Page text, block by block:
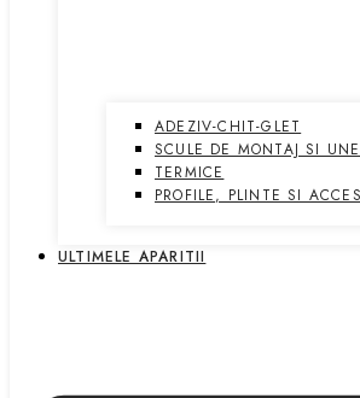
ADEZIV-CHIT-GLET
SCULE DE MONTAJ SI
TERMICE
PROFILE, PLINTE SI
ULTIMELE APARITII